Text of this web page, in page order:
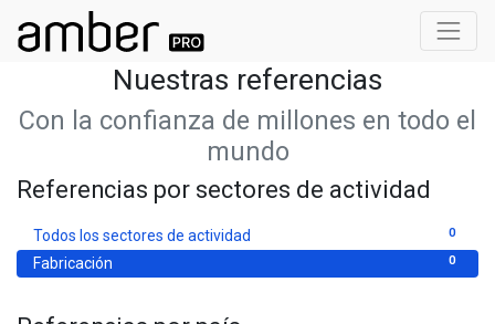
Nuestras referencias
Con la confianza de millones en todo el
mundo
Referencias por sectores de actividad
0
Todos los sectores de actividad
0
Fabricación